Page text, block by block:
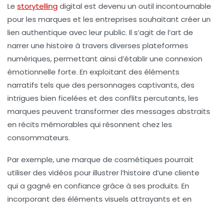
Le storytellingdigital est devenu un outil incontournable
pour les marques et les entreprises souhaitant créer un
lien authentique avec leur public. Il s’agit de l’art de
narrer une histoire à travers diverses plateformes
numériques, permettant ainsi d’établir une connexion
émotionnelle forte. En exploitant des éléments
narratifs tels que des personnages captivants, des
intrigues bien ficelées et des conflits percutants, les
marques peuvent transformer des messages abstraits
en récits mémorables qui résonnent chez les
consommateurs.
Par exemple, une marque de cosmétiques pourrait
utiliser des vidéos pour illustrer l’histoire d’une cliente
qui a gagné en confiance grâce à ses produits. En
incorporant des éléments visuels attrayants et en